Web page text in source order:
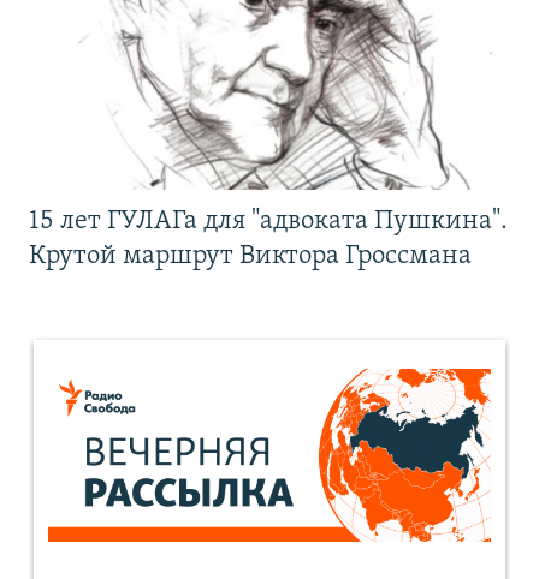
15 лет ГУЛАГа для "адвоката Пушкина".
Крутой маршрут Виктора Гроссмана